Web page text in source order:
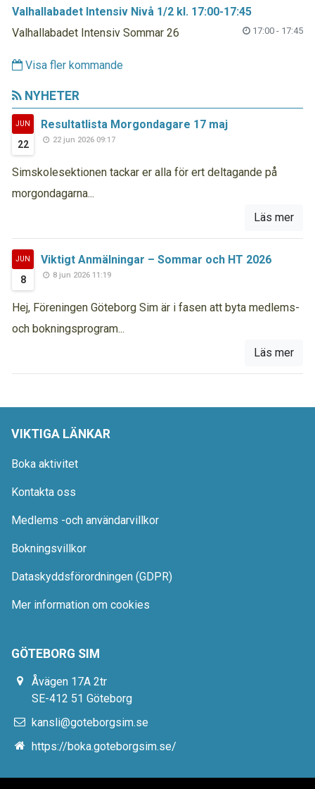
Valhallabadet Intensiv Nivå 1/2 kl. 17:00-17:45
17:00 - 17:45
Valhallabadet Intensiv Sommar 26
Visa fler kommande
NYHETER
JUN
22
Resultatlista Morgondagare 17 maj
22 jun 2026 09:17
Simskolesektionen tackar er alla för ert deltagande på
morgondagarna...
Läs mer
JUN
8
Viktigt Anmälningar – Sommar och HT 2026
8 jun 2026 11:19
Hej, Föreningen Göteborg Sim är i fasen att byta medlems-
och bokningsprogram...
Läs mer
VIKTIGA LÄNKAR
Boka aktivitet
Kontakta oss
Medlems -och användarvillkor
Bokningsvillkor
Dataskyddsförordningen (GDPR)
Mer information om cookies
GÖTEBORG SIM
Åvägen 17A 2tr
SE-412 51 Göteborg
kansli@goteborgsim.se
https://boka.goteborgsim.se/